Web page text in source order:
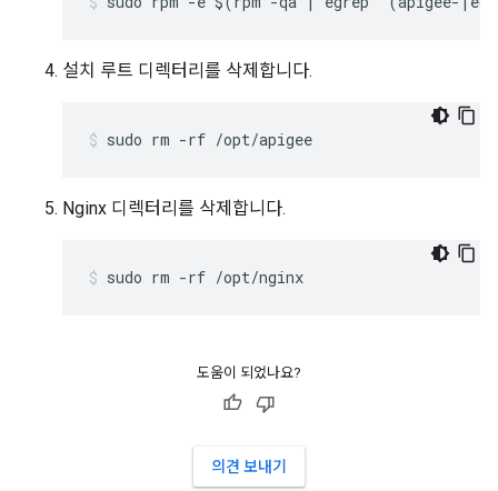
설치 루트 디렉터리를 삭제합니다.
sudo rm -rf /opt/apigee
Nginx 디렉터리를 삭제합니다.
sudo rm -rf /opt/nginx
도움이 되었나요?
의견 보내기